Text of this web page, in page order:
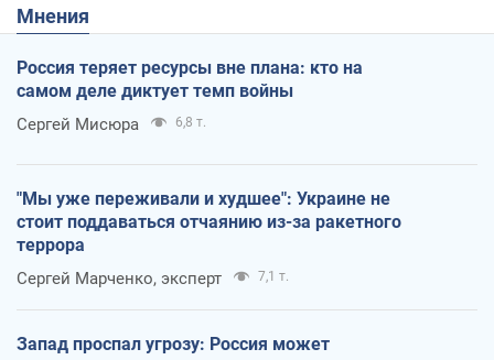
Мнения
Россия теряет ресурсы вне плана: кто на
самом деле диктует темп войны
Сергей Мисюра 6,8 т.
"Мы уже переживали и худшее": Украине не
стоит поддаваться отчаянию из-за ракетного
террора
Сергей Марченко, эксперт 7,1 т.
Запад проспал угрозу: Россия может